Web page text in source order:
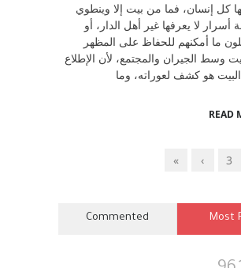
كل إنسان، فما من بيت إلا وينطوي
لا يعرفها غير أهل الدار، أو
ما أمكنهم للحفاظ على المظهر
وسط الجيران والمجتمع، لأن الإطلاع
هو كشف لعوراته، وما
READ
3
›
»
Most
Commented